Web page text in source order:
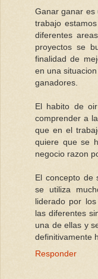
Ganar ganar es
trabajo
diferentes
proyectos se
finalidad de
en una
ganadores.
El habito de
comprender a
que en el
quiere que se
negocio razon
El concepto de
se utiliza
liderado por
las diferentes
una de ellas y
definitivamente
Responder